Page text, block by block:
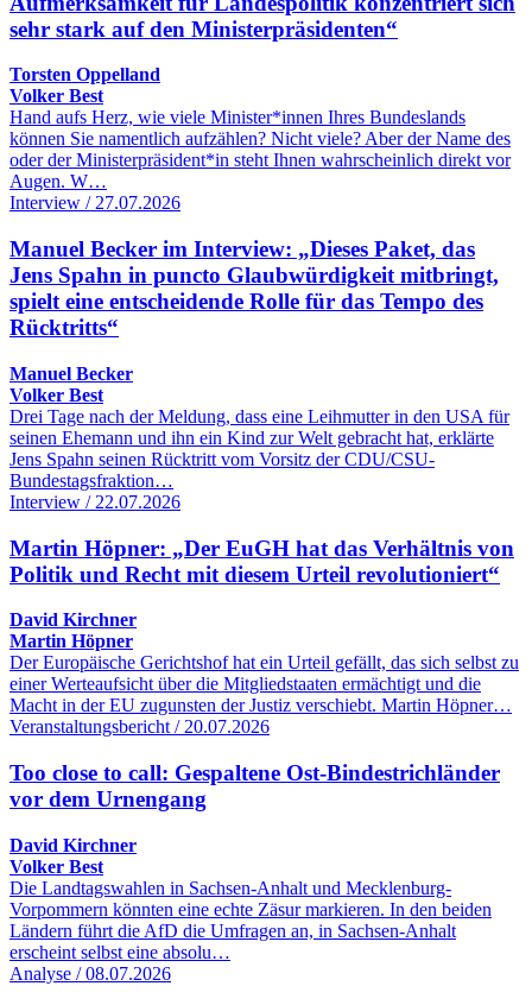
sehr stark auf den Ministerpräsidenten“
Torsten Oppelland
Volker Best
Hand aufs Herz, wie viele Minister*innen Ihres Bundeslands
können Sie namentlich aufzählen? Nicht viele? Aber der Name des
oder der Ministerpräsident*in steht Ihnen wahrscheinlich direkt vor
Augen. W…
Interview / 27.07.2026
Manuel Becker im Interview: „Dieses Paket, das
Jens Spahn in puncto Glaubwürdigkeit mitbringt,
spielt eine entscheidende Rolle für das Tempo des
Rücktritts“
Manuel Becker
Volker Best
Drei Tage nach der Meldung, dass eine Leihmutter in den USA für
seinen Ehemann und ihn ein Kind zur Welt gebracht hat, erklärte
Jens Spahn seinen Rücktritt vom Vorsitz der CDU/CSU-
Bundestagsfraktion…
Interview / 22.07.2026
Martin Höpner: „Der EuGH hat das Verhältnis von
Politik und Recht mit diesem Urteil revolutioniert“
David Kirchner
Martin Höpner
Der Europäische Gerichtshof hat ein Urteil gefällt, das sich selbst zu
einer Werteaufsicht über die Mitgliedstaaten ermächtigt und die
Macht in der EU zugunsten der Justiz verschiebt. Martin Höpner…
Veranstaltungsbericht / 20.07.2026
Too close to call: Gespaltene Ost-Bindestrichländer
vor dem Urnengang
David Kirchner
Volker Best
Die Landtagswahlen in Sachsen-Anhalt und Mecklenburg-
Vorpommern könnten eine echte Zäsur markieren. In den beiden
Ländern führt die AfD die Umfragen an, in Sachsen-Anhalt
erscheint selbst eine absolu…
Analyse / 08.07.2026